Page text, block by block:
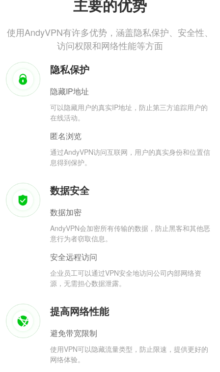
主要的优势
使用AndyVPN有许多优势，涵盖隐私保护、安全性、
访问权限和网络性能等方面
隐私保护
隐藏IP地址
可以隐藏用户的真实IP地址，防止第三方追踪用户的
在线活动。
匿名浏览
通过AndyVPN访问互联网，用户的真实身份和位置信
息得到保护。
数据安全
数据加密
AndyVPN会加密所有传输的数据，防止黑客和其他恶
意行为者窃取信息。
安全远程访问
企业员工可以通过VPN安全地访问公司内部网络资
源，无需担心数据泄露。
提高网络性能
避免带宽限制
使用VPN可以隐藏流量类型，防止限速，提供更好的
网络体验。